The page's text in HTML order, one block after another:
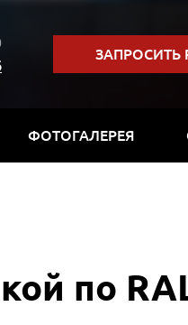
ЗАПРОСИТЬ
ФОТОГАЛЕРЕЯ
по